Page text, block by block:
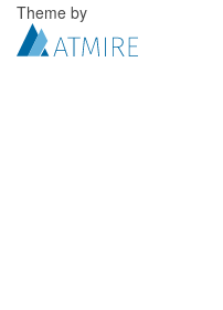
Theme by